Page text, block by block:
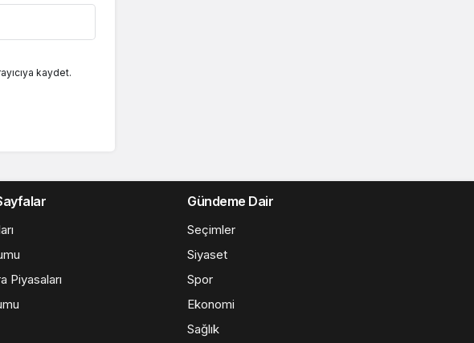
kaydet.
Piyasaları
Gündeme Dair
Seçimler
Siyaset
Spor
Ekonomi
Sağlık